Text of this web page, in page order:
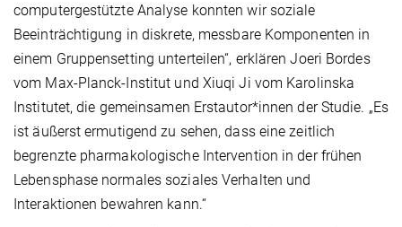
computergestützte Analyse konnten wir soziale
Beeinträchtigung in diskrete, messbare Komponenten in
einem Gruppensetting unterteilen“, erklären Joeri Bordes
vom Max-Planck-Institut und Xiuqi Ji vom Karolinska
Institutet, die gemeinsamen Erstautor*innen der Studie. „Es
ist äußerst ermutigend zu sehen, dass eine zeitlich
begrenzte pharmakologische Intervention in der frühen
Lebensphase normales soziales Verhalten und
Interaktionen bewahren kann.“